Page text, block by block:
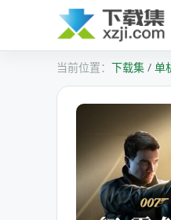
下载集 / 单